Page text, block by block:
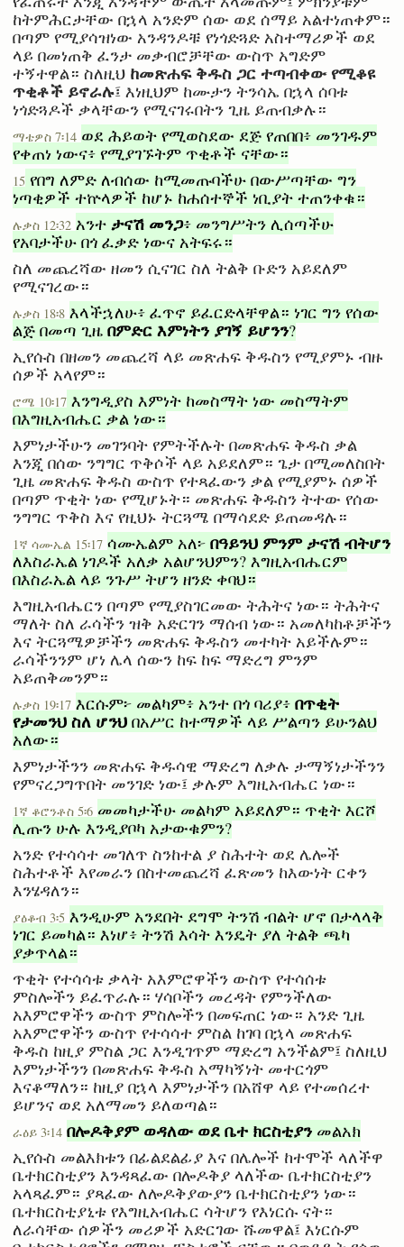
ከትምሕርታቸው በኋላ አንድም ሰው ወደ ሰማይ አልተነጠቀም።
በጣም የሚያሳዝነው አንዳንዶቹ የነጎድጓድ አስተማሪዎች ወደ
ላይ በመነጠቅ ፈንታ መቃብሮቻቸው ውስጥ አግድም
ተኝተዋል። ስለዚህ ከመጽሐፍ ቅዱስ ጋር ተጣብቀው የሚቆዩ
ጥቂቶች ይኖራሉ፤ እነዚህም ከሙታን ትንሳኤ በኋላ ሰባቱ
ነጎድጓዶች ቃላቸውን የሚናገሩበትን ጊዜ ይጠብቃሉ።
ማቴዎስ 7፡14 ወደ ሕይወት የሚወስደው ደጅ የጠበበ፥ መንገዱም
የቀጠነ ነውና፥ የሚያገኙትም ጥቂቶች ናቸው።
15 የበግ ለምድ ለብሰው ከሚመጡባችሁ በውሥጣቸው ግን
ነጣቂዎች ተኵላዎች ከሆኑ ከሐሰተኞች ነቢያት ተጠንቀቁ።
ሉቃስ 12፡32 አንተ ታናሽ መንጋ፥ መንግሥትን ሊሰጣችሁ
የአባታችሁ በጎ ፈቃድ ነውና አትፍሩ።
ስለ መጨረሻው ዘመን ሲናገር ስለ ትልቅ ቡድን አይደለም
የሚናገረው።
ሉቃስ 18፡8 እላችኋለሁ፥ ፈጥኖ ይፈርድላቸዋል። ነገር ግን የሰው
ልጅ በመጣ ጊዜ በምድር እምነትን ያገኝ ይሆንን?
ኢየሱስ በዘመን መጨረሻ ላይ መጽሐፍ ቅዱስን የሚያምኑ ብዙ
ሰዎች አላየም።
ሮሜ 10፡17 እንግዲያስ እምነት ከመስማት ነው መስማትም
በእግዚአብሔር ቃል ነው።
እምነታችሁን መገንባት የምትችሉት በመጽሐፍ ቅዱስ ቃል
እንጂ በሰው ንግግር ጥቅሶች ላይ አይደለም። ጌታ በሚመለስበት
ጊዜ መጽሐፍ ቅዱስ ውስጥ የተጻፈውን ቃል የሚያምኑ ሰዎች
በጣም ጥቂት ነው የሚሆኑት። መጽሐፍ ቅዱስን ትተው የሰው
ንግግር ጥቅስ እና የዚህኑ ትርጓሜ በማሳደድ ይጠመዳሉ።
1ኛ ሳሙኤል 15፡17 ሳሙኤልም አለ፦ በዓይንህ ምንም ታናሽ ብትሆን
ለእስራኤል ነገዶች አለቃ አልሆንህምን? እግዚአብሔርም
በእስራኤል ላይ ንጉሥ ትሆን ዘንድ ቀባህ።
እግዚአብሔርን በጣም የሚያስገርመው ትሕትና ነው። ትሕትና
ማለት ስለ ራሳችን ዝቅ አድርገን ማሰብ ነው። አመለካከቶቻችን
እና ትርጓሜዎቻችን መጽሐፍ ቅዱስን መተካት አይችሉም።
ራሳችንንም ሆነ ሌላ ሰውን ከፍ ከፍ ማድረግ ምንም
አይጠቅመንም።
ሉቃስ 19፡17 እርሱም፦ መልካም፥ አንተ በጎ ባሪያ፥ በጥቂት
የታመንህ ስለ ሆንህ በአሥር ከተማዎች ላይ ሥልጣን ይሁንልህ
አለው።
እምነታችንን መጽሐፍ ቅዱሳዊ ማድረግ ለቃሉ ታማኝነታችንን
የምናረጋግጥበት መንገድ ነው፤ ቃሉም እግዚአብሔር ነው።
1ኛ ቆሮንቶስ 5፡6 መመካታችሁ መልካም አይደለም። ጥቂት እርሾ
ሊጡን ሁሉ እንዲያቦካ አታውቁምን?
አንድ የተሳሳተ መገለጥ ስንከተል ያ ስሕተት ወደ ሌሎች
ስሕተቶች እየመራን በስተመጨረሻ ፈጽመን ከእውነት ርቀን
እንሄዳለን።
ያዕቆብ 3፡5 እንዲሁም አንደበት ደግሞ ትንሽ ብልት ሆኖ በታላላቅ
ነገር ይመካል። እነሆ፥ ትንሽ እሳት እንዴት ያለ ትልቅ ጫካ
ያቃጥላል።
ጥቂት የተሳሳቱ ቃላት አእምሮዋችን ውስጥ የተሳሰቱ
ምስሎችን ይፈጥራሉ። ሃሳቦችን መረዳት የምንችለው
አእምሮዋችን ውስጥ ምስሎችን በመፍጠር ነው። አንድ ጊዜ
አእምሮዋችን ውስጥ የተሳሳተ ምስል ከገባ በኋላ መጽሐፍ
ቅዱስ ከዚያ ምስል ጋር እንዲገጥም ማድረግ አንችልም፤ ስለዚህ
እምነታችንን በመጽሐፍ ቅዱስ አማካኝነት መተርጎም
እናቆማለን። ከዚያ በኋላ እምነታችን በአሸዋ ላይ የተመሰረተ
ይሆንና ወደ አለማመን ይለወጣል።
ራዕይ 3፡14 በሎዶቅያም ወዳለው ወደ ቤተ ክርስቲያን መልአክ
ኢየሱስ መልእክቱን በፊልደልፊያ እና በሌሎች ከተሞች ላለችዋ
ቤተክርስቲያን እንዳጻፈው በሎዶቅያ ላለችው ቤተክርስቲያን
አላጻፈም። ያጻፈው ለሎዶቅያውያን ቤተክርስቲያን ነው።
ቤተክርስቲያኒቱ የእግዚአብሔር ሳትሆን የእነርሱ ናት።
ለራሳቸው ሰዎችን መሪዎች አድርገው ሹመዋል፤ እነርሱም